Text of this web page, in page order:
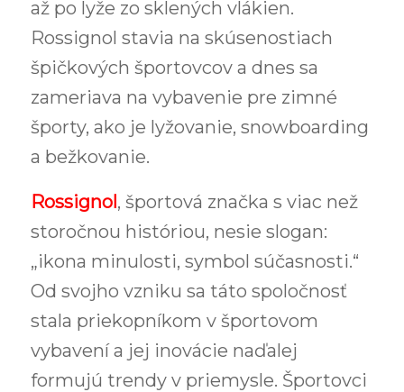
až po lyže zo sklených vlákien.
Rossignol stavia na skúsenostiach
špičkových športovcov a dnes sa
zameriava na vybavenie pre zimné
športy, ako je lyžovanie, snowboarding
a bežkovanie.
Rossignol, športová značka s viac než
storočnou históriou, nesie slogan:
„ikona minulosti, symbol súčasnosti.“
Od svojho vzniku sa táto spoločnosť
stala priekopníkom v športovom
vybavení a jej inovácie naďalej
formujú trendy v priemysle. Športovci